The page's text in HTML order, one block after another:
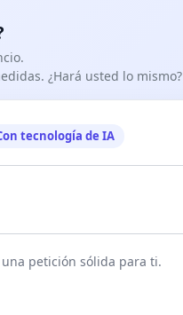
¿Hará usted lo mismo?
tecnología de IA
petición sólida para ti.